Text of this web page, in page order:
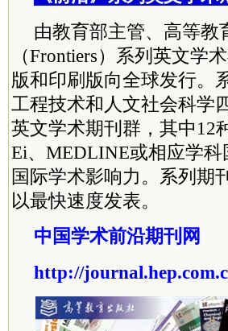
由教育部主管、高等教
（Frontiers）系列英文学
版和印刷版向全球发行。
工程技术和人文社会科学
英文学术期刊群，其中12
Ei、MEDLINE或相应学
国际学术影响力。系列期
以最快速度发表。
中国学术前沿期刊网
http://